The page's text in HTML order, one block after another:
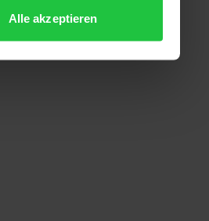
Alle akzeptieren